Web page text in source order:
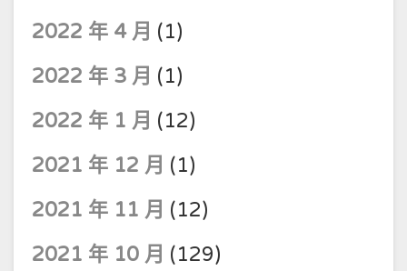
2022 年 4 月 (1)
2022 年 3 月 (1)
2022 年 1 月 (12)
2021 年 12 月 (1)
2021 年 11 月 (12)
2021 年 10 月 (129)